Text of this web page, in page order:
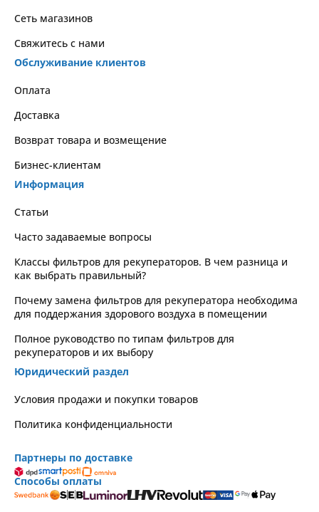
Сеть магазинов
Свяжитесь с нами
Обслуживание клиентов
Оплата
Доставка
Возврат товара и возмещение
Бизнес-клиентам
Информация
Статьи
Часто задаваемые вопросы
Классы фильтров для рекуператоров. В чем разница и
как выбрать правильный?
Почему замена фильтров для рекуператора необходима
для поддержания здорового воздуха в помещении
Полное руководство по типам фильтров для
рекуператоров и их выбору
Юридический раздел
Условия продажи и покупки товаров
Политика конфиденциальности
Партнеры по доставке
Способы оплаты